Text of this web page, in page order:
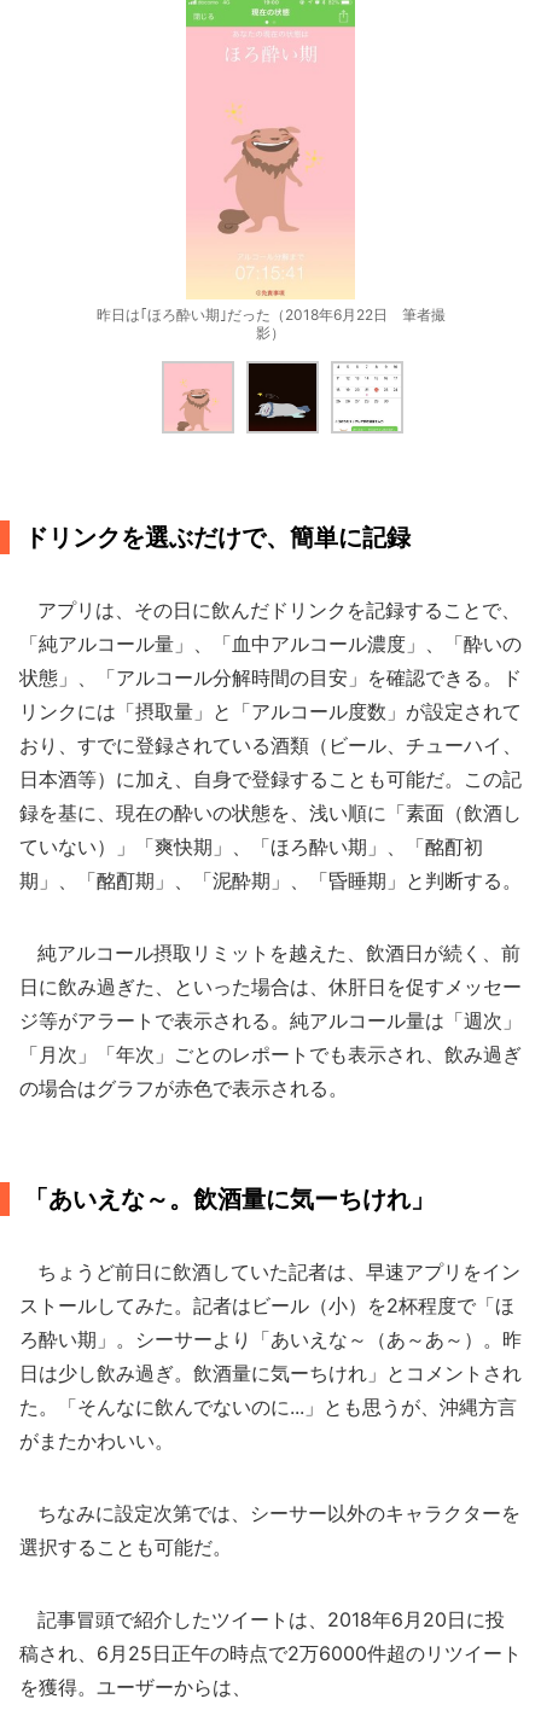
昨日は｢ほろ酔い期｣だった（2018年6月22日 筆者撮
影）
ドリンクを選ぶだけで、簡単に記録
アプリは、その日に飲んだドリンクを記録することで、
「純アルコール量」、「血中アルコール濃度」、「酔いの
状態」、「アルコール分解時間の目安」を確認できる。ド
リンクには「摂取量」と「アルコール度数」が設定されて
おり、すでに登録されている酒類（ビール、チューハイ、
日本酒等）に加え、自身で登録することも可能だ。この記
録を基に、現在の酔いの状態を、浅い順に「素面（飲酒し
ていない）」「爽快期」、「ほろ酔い期」、「酩酊初
期」、「酩酊期」、「泥酔期」、「昏睡期」と判断する。
純アルコール摂取リミットを越えた、飲酒日が続く、前
日に飲み過ぎた、といった場合は、休肝日を促すメッセー
ジ等がアラートで表示される。純アルコール量は「週次」
「月次」「年次」ごとのレポートでも表示され、飲み過ぎ
の場合はグラフが赤色で表示される。
「あいえな～。飲酒量に気ーちけれ」
ちょうど前日に飲酒していた記者は、早速アプリをイン
ストールしてみた。記者はビール（小）を2杯程度で「ほ
ろ酔い期」。シーサーより「あいえな～（あ～あ～）。昨
日は少し飲み過ぎ。飲酒量に気ーちけれ」とコメントされ
た。「そんなに飲んでないのに...」とも思うが、沖縄方言
がまたかわいい。
ちなみに設定次第では、シーサー以外のキャラクターを
選択することも可能だ。
記事冒頭で紹介したツイートは、2018年6月20日に投
稿され、6月25日正午の時点で2万6000件超のリツイート
を獲得。ユーザーからは、